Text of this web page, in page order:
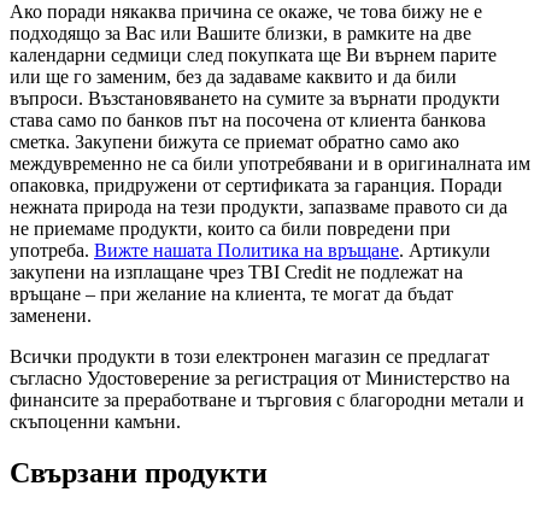
Ако поради някаква причина се окаже, че това бижу не е
подходящо за Вас или Вашите близки, в рамките на две
календарни седмици след покупката ще Ви върнем парите
или ще го заменим, без да задаваме каквито и да били
въпроси. Възстановяването на сумите за върнати продукти
става само по банков път на посочена от клиента банкова
сметка. Закупени бижута се приемат обратно само ако
междувременно не са били употребявани и в оригиналната им
опаковка, придружени от сертификата за гаранция. Поради
нежната природа на тези продукти, запазваме правото си да
не приемаме продукти, които са били повредени при
употреба. Вижте нашата Политика на връщане. Артикули
закупени на изплащане чрез TBI Credit не подлежат на
връщане – при желание на клиента, те могат да бъдат
заменени.
Всички продукти в този електронен магазин се предлагат
съгласно Удостоверение за регистрация от Министерство на
финансите за преработване и търговия с благородни метали и
скъпоценни камъни.
Свързани продукти